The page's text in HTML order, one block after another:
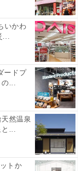
ティブスクール
ました。多数の
にしたことがあ
方と1年半たっ
す。
いかわ
...
ードプ
の...
然温泉
と...
トか